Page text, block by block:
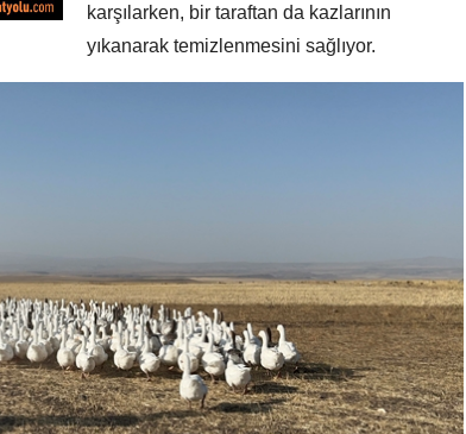
karşılarken, bir taraftan da kazlarının
yıkanarak temizlenmesini sağlıyor.